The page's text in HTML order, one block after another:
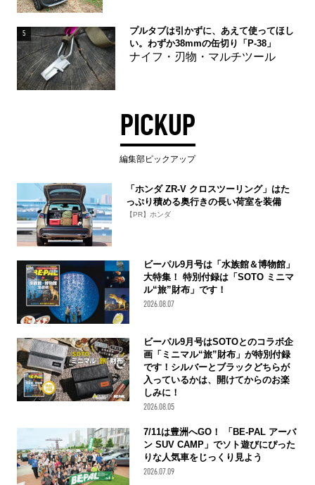
5
プルタブは引かずに、あえて使ってほし
い。わずか38mmの缶切り「P-38」
ナイフ・刃物・マルチツール
PICKUP
編集部ピックアップ
「ホンダ ZR-V クロスツーリング」はた
っぷり積める奥行きの長い荷室を装備
【PR】ホンダ
ビーパル9月号は「水族館＆博物館」
大特集！ 特別付録は「SOTO ミニマ
ル“旅”財布」です！
2026.08.07
ビーパル9月号はSOTOとのコラボ企
画「ミニマル“旅”財布」が特別付録
です！シルバーとブラックどちらが
入っているかは、開けてからのお楽
しみに！
2026.08.05
7/11は豊洲へGO！ 「BE-PAL アーバ
ン SUV CAMP」でソト遊びにぴった
りな人気車をじっくり見よう
2026.07.09